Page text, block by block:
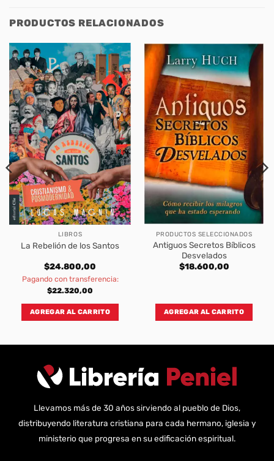
PRODUCTOS RELACIONADOS
LIBROS
La Rebelión de los Santos
$24.800,00
Pagando con transferencia:
$22.320,00
AGREGAR AL CARRITO
PRODUCTOS SELECCIONADOS
Antiguos Secretos Bíblicos
Desvelados
$18.600,00
AGREGAR AL CARRITO
Llevamos más de 30 años sirviendo al pueblo de Dios,
distribuyendo literatura cristiana para cada hermano, iglesia y
ministerio que progresa en su edificación espiritual.